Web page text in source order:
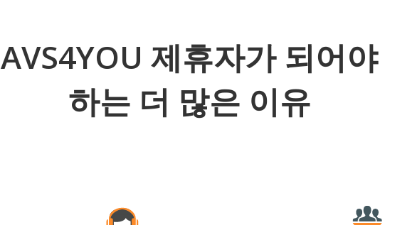
AVS4YOU 제휴자가 되어야
하는 더 많은 이유